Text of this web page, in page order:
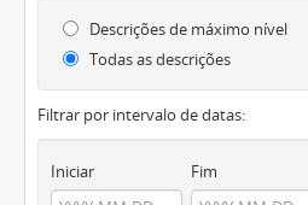
Descrições de máximo nível
Todas as descrições
Filtrar por intervalo de datas:
Iniciar Fim